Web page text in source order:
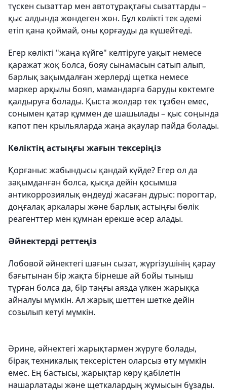
түскен сызаттар мен автотұрақтағы сызаттарды –
қыс алдында жөндеген жөн. Бұл көлікті тек әдемі
етіп қана қоймай, оны қорғауды да күшейтеді.
Егер көлікті "жаңа күйге" келтіруге уақыт немесе
қаражат жоқ болса, бояу сынамасын сатып алып,
барлық зақымдалған жерлерді щетка немесе
маркер арқылы бояп, мамандарға баруды көктемге
қалдыруға болады. Қыста жолдар тек тұзбен емес,
сонымен қатар құммен де шашылады – қыс соңында
капот пен крыльяларда жаңа ақаулар пайда болады.
Көліктің астыңғы жағын тексеріңіз
Қорғаныс жабындысы қандай күйде? Егер ол да
зақымданған болса, қысқа дейін қосымша
антикоррозиялық өңдеуді жасаған дұрыс: порогтар,
доңғалақ аркалары және барлық астыңғы бөлік
реагенттер мен құмнан ерекше әсер алады.
Әйнектерді реттеңіз
Лобовой әйнектегі шағын сызат, жүргізушінің қарау
бағытынан бір жақта бірнеше ай бойы тыныш
тұрған болса да, бір таңғы аязда үлкен жарыққа
айналуы мүмкін. Ал жарық шеттен шетке дейін
созылып кетуі мүмкін.
Әрине, әйнектегі жарықтармен жүруге болады,
бірақ техникалық тексерістен оларсыз өту мүмкін
емес. Ең бастысы, жарықтар көру қабілетін
нашарлатады және щеткалардың жұмысын бұзады.